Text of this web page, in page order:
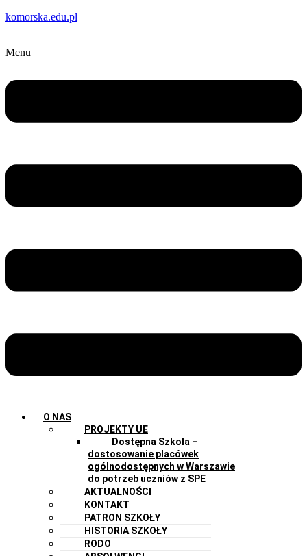
komorska.edu.pl
Menu
O NAS
PROJEKTY UE
Dostępna Szkoła –
dostosowanie placówek
ogólnodostępnych w Warszawie
do potrzeb uczniów z SPE
AKTUALNOŚCI
KONTAKT
PATRON SZKOŁY
HISTORIA SZKOŁY
RODO